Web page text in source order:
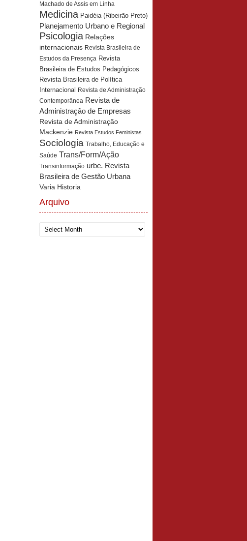
Machado de Assis em Linha
Medicina Paidéia (Ribeirão Preto)
Planejamento Urbano e Regional
Psicologia Relações
internacionais Revista Brasileira de
Estudos da Presença Revista
Brasileira de Estudos Pedagógicos
Revista Brasileira de Política
Internacional Revista de Administração
Contemporânea Revista de
Administração de Empresas
Revista de Administração
Mackenzie Revista Estudos Feministas
Sociologia Trabalho, Educação e
Saúde Trans/Form/Ação
Transinformação urbe. Revista
Brasileira de Gestão Urbana
Varia Historia
Arquivo
Arquivo